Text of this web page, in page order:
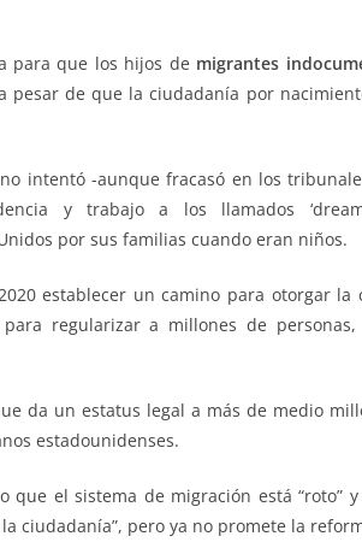
para que los hijos de migrantes
pesar de que la ciudadanía por
intentó -aunque fracasó en los
y trabajo a los llamados
por sus familias cuando eran niños.
establecer un camino para otorgar la
regularizar a millones de
da un estatus legal a más de medio
estadounidenses.
que el sistema de migración está “roto”
ciudadanía”, pero ya no promete la